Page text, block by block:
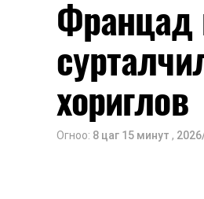
2026 оны 9
2026 оны 9
Оюутны дотуур
2026 оны 9
Францад
хориглов
Огноо: 8 цаг 15 минут ,